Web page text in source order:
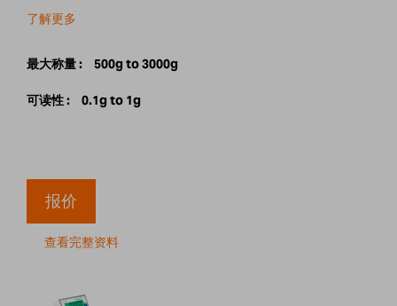
了解更多
最大称量 : 500g to 3000g
可读性 : 0.1g to 1g
报价
查看完整资料